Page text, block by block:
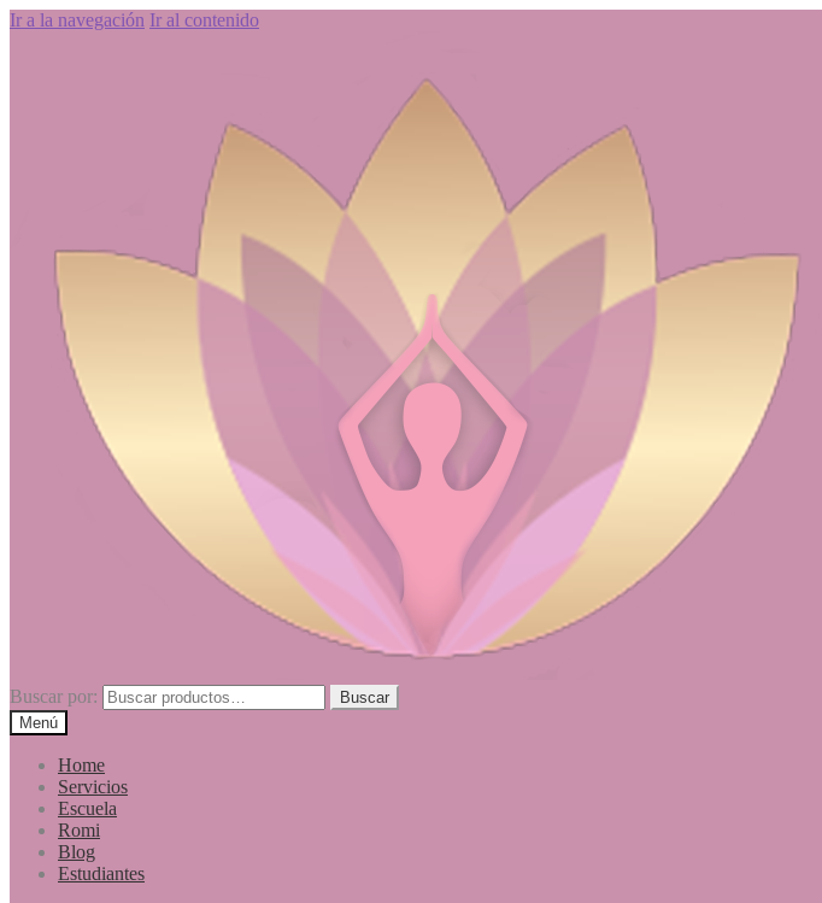
Ir a la navegación Ir al contenido
Buscar por:
Buscar
Menú
Home
Servicios
Escuela
Romi
Blog
Estudiantes